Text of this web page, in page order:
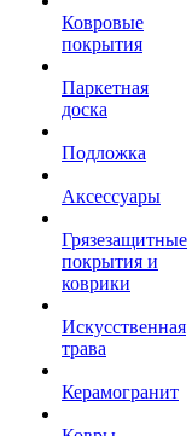
Ковровые
покрытия
Паркетная
доска
Подложка
Аксессуары
Грязезащитные
покрытия и
коврики
Искусственная
трава
Керамогранит